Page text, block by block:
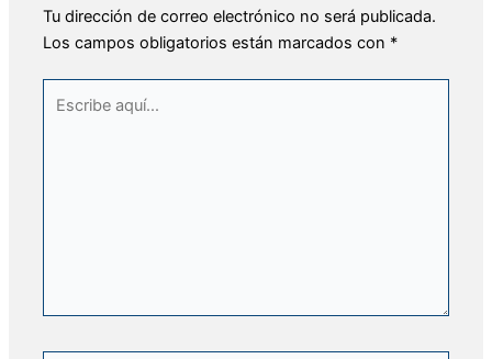
Tu dirección de correo electrónico no será publicada.
Los campos obligatorios están marcados con *